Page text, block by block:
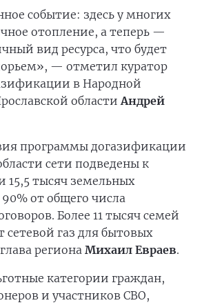
событие: здесь у многих
отопление, а теперь —
вид ресурса, что будет
— отметил куратор
в Народной
областиАндрей
программы догазификации
сети подведены к
15,5 тысяч земельных
от общего числа
Более 11 тысяч семей
сетевой газ для бытовых
региона Михаил Евраев.
категории граждан,
и участников СВО,